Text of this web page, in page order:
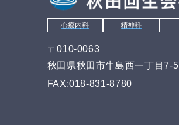
心療内科 精神科
〒010-0063
秋田県秋田市牛島西一丁目7-5
FAX:018-831-8780